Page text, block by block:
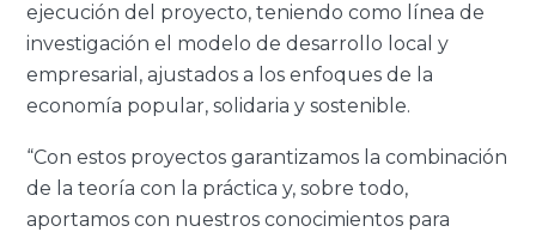
ejecución del proyecto, teniendo como línea de
investigación el modelo de desarrollo local y
empresarial, ajustados a los enfoques de la
economía popular, solidaria y sostenible.
“Con estos proyectos garantizamos la combinación
de la teoría con la práctica y, sobre todo,
aportamos con nuestros conocimientos para